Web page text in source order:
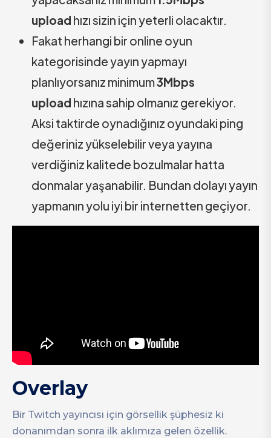
upload hızı sizin için yeterli olacaktır.
Fakat herhangi bir online oyun
kategorisinde yayın yapmayı
planlıyorsanız minimum3Mbps
upload hızına sahip olmanız gerekiyor.
Aksi taktirde oynadığınız oyundaki ping
değeriniz yükselebilir veya yayına
verdiğiniz kalitede bozulmalar hatta
donmalar yaşanabilir. Bundan dolayı yayın
yapmanın yolu iyi bir internetten geçiyor.
Overlay
Bir Twitch yayıncısı için görsellik şüphesiz ki
donanımdan sonra ilk aklımıza gelen özellik.